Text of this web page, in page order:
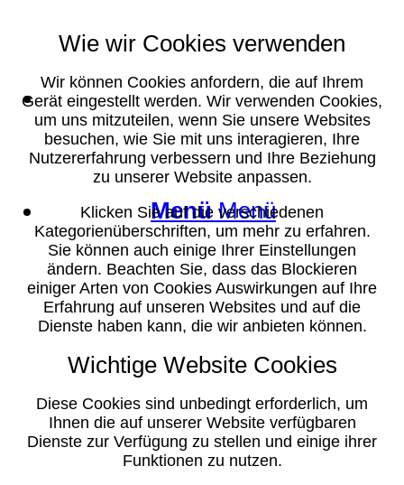
Suche
Menü Menü
Wie wir Cookies verwenden
Wir können Cookies anfordern, die auf Ihrem
Gerät eingestellt werden. Wir verwenden Cookies,
um uns mitzuteilen, wenn Sie unsere Websites
besuchen, wie Sie mit uns interagieren, Ihre
Nutzererfahrung verbessern und Ihre Beziehung
zu unserer Website anpassen.
Klicken Sie auf die verschiedenen
Kategorienüberschriften, um mehr zu erfahren.
Sie können auch einige Ihrer Einstellungen
ändern. Beachten Sie, dass das Blockieren
einiger Arten von Cookies Auswirkungen auf Ihre
Erfahrung auf unseren Websites und auf die
Dienste haben kann, die wir anbieten können.
Wichtige Website Cookies
Diese Cookies sind unbedingt erforderlich, um
Ihnen die auf unserer Website verfügbaren
Dienste zur Verfügung zu stellen und einige ihrer
Funktionen zu nutzen.